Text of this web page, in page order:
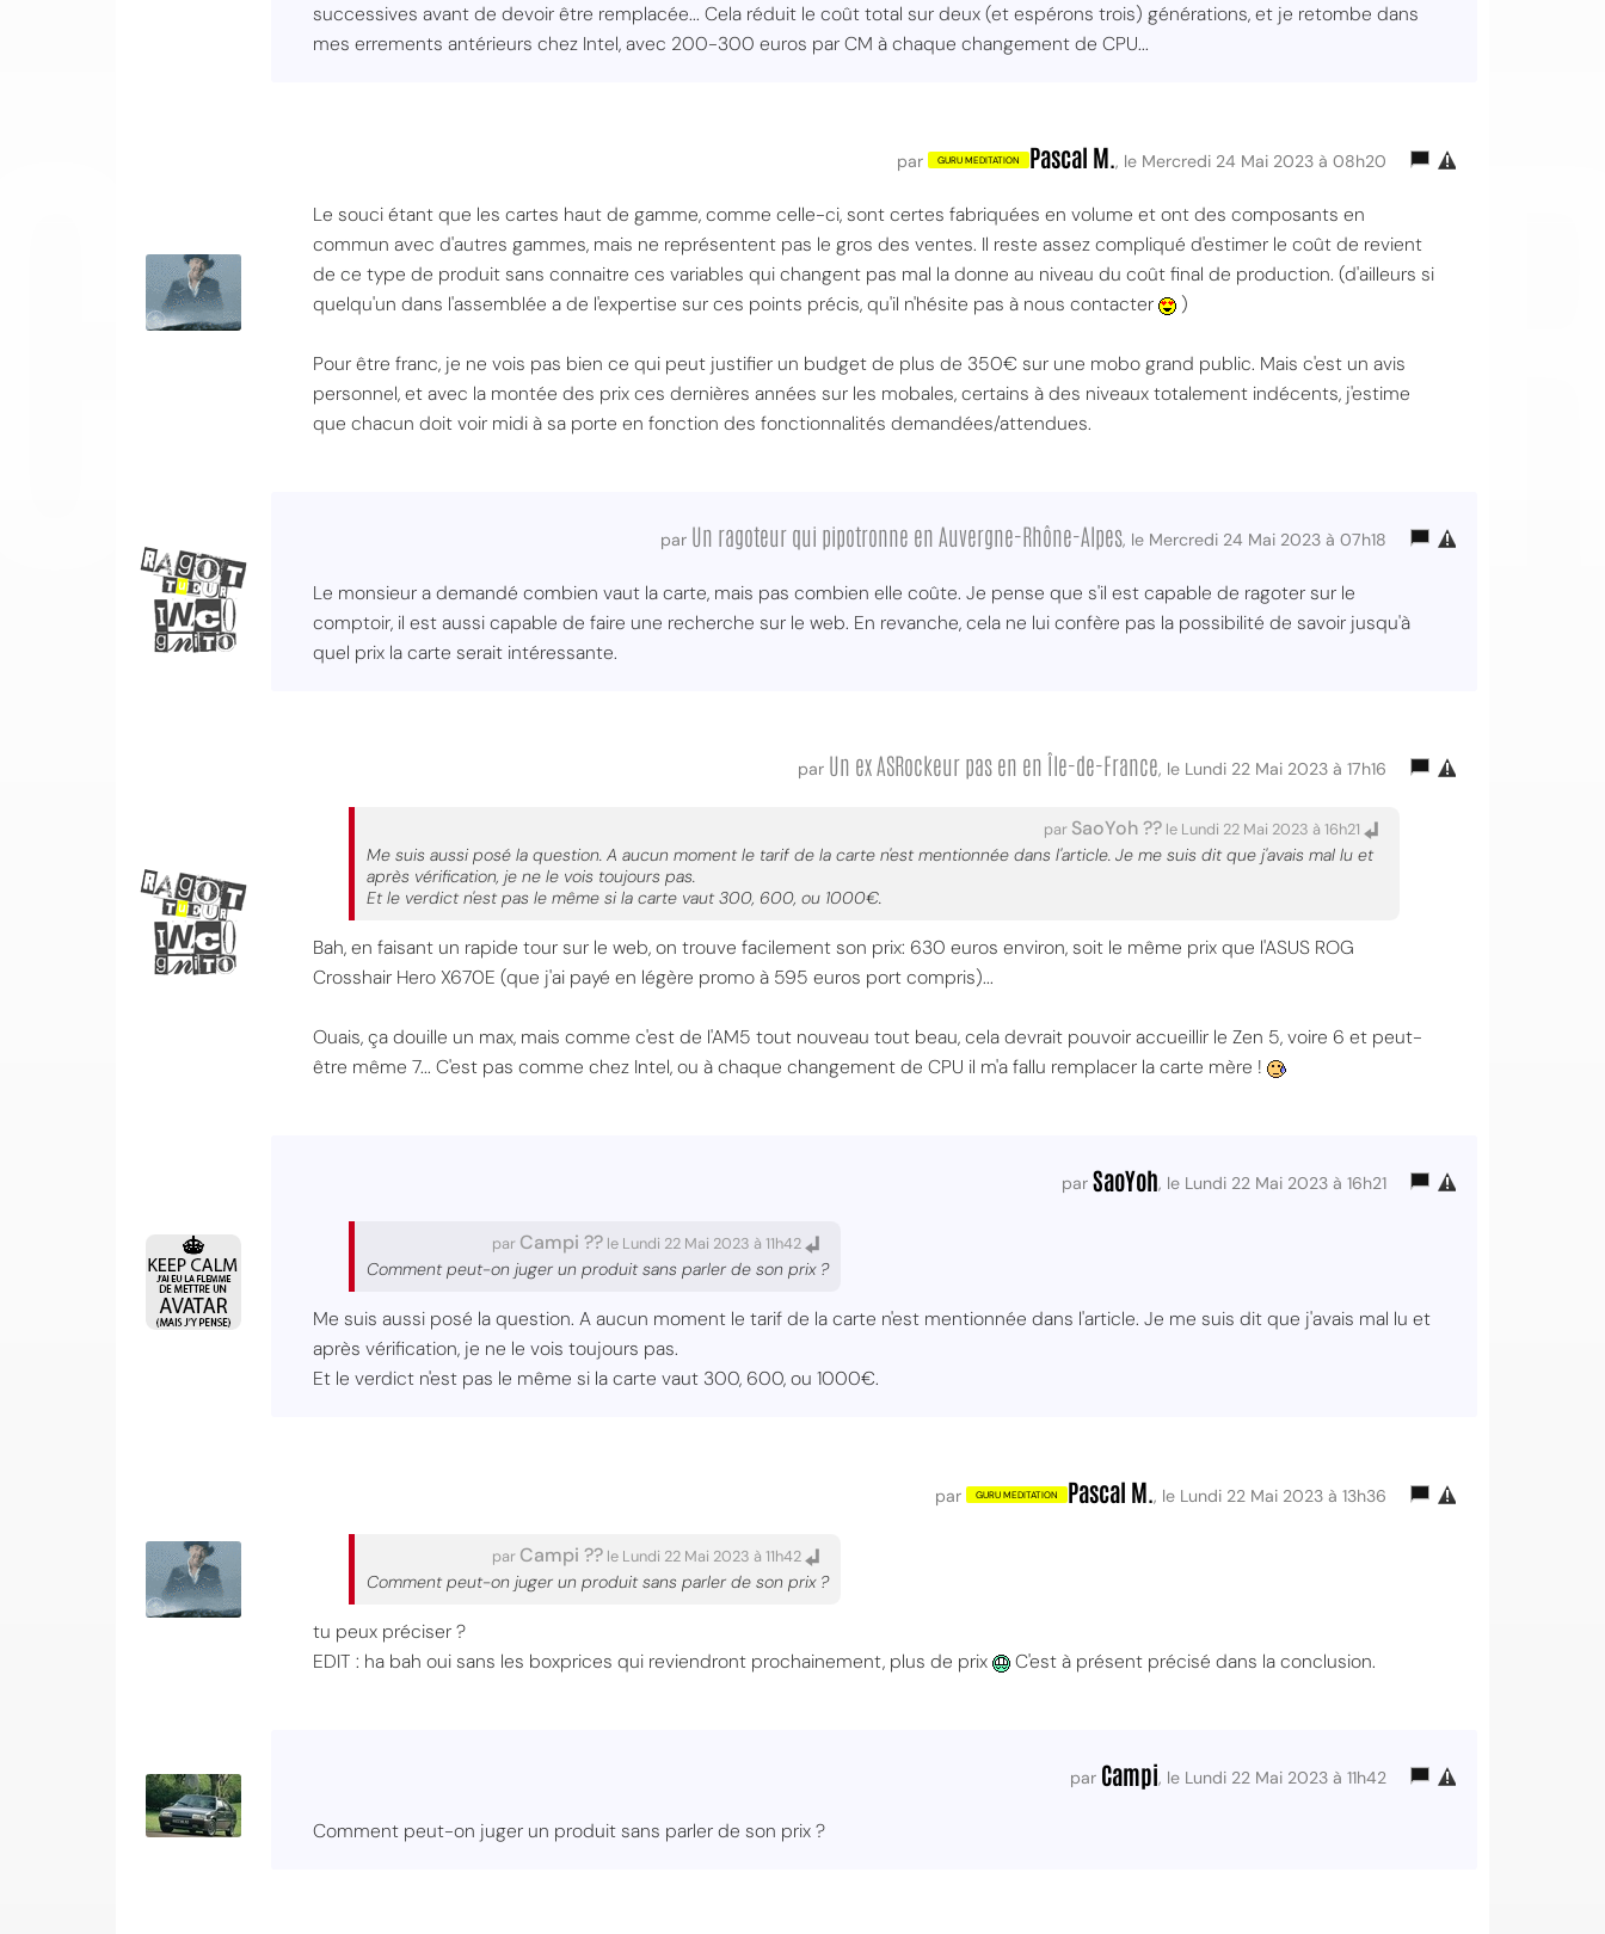
successives avant de devoir être remplacée... Cela réduit le coût total sur deux (et espérons trois) générations, et je retombe dans
mes errements antérieurs chez Intel, avec 200-300 euros par CM à chaque changement de CPU...
par Pascal M. , le Mercredi 24 Mai 2023 à 08h20
Le souci étant que les cartes haut de gamme, comme celle-ci, sont certes fabriquées en volume et ont des composants en
commun avec d'autres gammes, mais ne représentent pas le gros des ventes. Il reste assez compliqué d'estimer le coût de revient
de ce type de produit sans connaitre ces variables qui changent pas mal la donne au niveau du coût final de production. (d'ailleurs si
quelqu'un dans l'assemblée a de l'expertise sur ces points précis, qu'il n'hésite pas à nous contacter
)
Pour être franc, je ne vois pas bien ce qui peut justifier un budget de plus de 350€ sur une mobo grand public. Mais c'est un avis
personnel, et avec la montée des prix ces dernières années sur les mobales, certains à des niveaux totalement indécents, j'estime
que chacun doit voir midi à sa porte en fonction des fonctionnalités demandées/attendues.
par Un ragoteur qui pipotronne en Auvergne-Rhône-Alpes, le Mercredi 24 Mai 2023 à 07h18
Le monsieur a demandé combien vaut la carte, mais pas combien elle coûte. Je pense que s'il est capable de ragoter sur le
comptoir, il est aussi capable de faire une recherche sur le web. En revanche, cela ne lui confère pas la possibilité de savoir jusqu'à
quel prix la carte serait intéressante.
par Un ex ASRockeur pas en en Île-de-France, le Lundi 22 Mai 2023 à 17h16
par SaoYoh ?? le Lundi 22 Mai 2023 à 16h21
Me suis aussi posé la question. A aucun moment le tarif de la carte n'est mentionnée dans l'article. Je me suis dit que j'avais mal lu et
après vérification, je ne le vois toujours pas.
Et le verdict n'est pas le même si la carte vaut 300, 600, ou 1000€.
Bah, en faisant un rapide tour sur le web, on trouve facilement son prix: 630 euros environ, soit le même prix que l'ASUS ROG
Crosshair Hero X670E (que j'ai payé en légère promo à 595 euros port compris)...
Ouais, ça douille un max, mais comme c'est de l'AM5 tout nouveau tout beau, cela devrait pouvoir accueillir le Zen 5, voire 6 et peut-
être même 7... C'est pas comme chez Intel, ou à chaque changement de CPU il m'a fallu remplacer la carte mère !
par SaoYoh, le Lundi 22 Mai 2023 à 16h21
par Campi ?? le Lundi 22 Mai 2023 à 11h42
Comment peut-on juger un produit sans parler de son prix ?
Me suis aussi posé la question. A aucun moment le tarif de la carte n'est mentionnée dans l'article. Je me suis dit que j'avais mal lu et
après vérification, je ne le vois toujours pas.
Et le verdict n'est pas le même si la carte vaut 300, 600, ou 1000€.
par Pascal M. , le Lundi 22 Mai 2023 à 13h36
par Campi ?? le Lundi 22 Mai 2023 à 11h42
Comment peut-on juger un produit sans parler de son prix ?
tu peux préciser ?
EDIT : ha bah oui sans les boxprices qui reviendront prochainement, plus de prix
C'est à présent précisé dans la conclusion.
par Campi, le Lundi 22 Mai 2023 à 11h42
Comment peut-on juger un produit sans parler de son prix ?